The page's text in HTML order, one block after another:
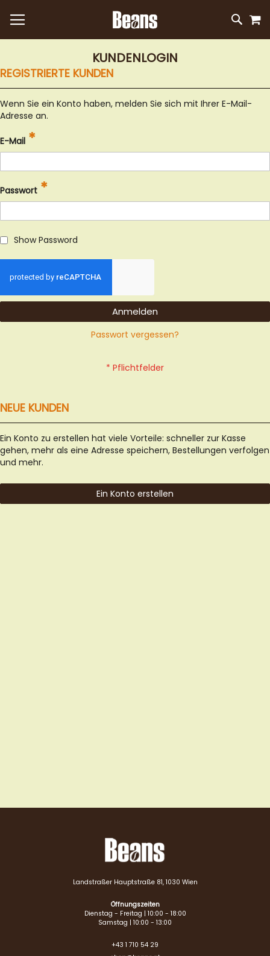
DIREKT
ZUM
INHALT
KUNDENLOGIN
REGISTRIERTE KUNDEN
Wenn Sie ein Konto haben, melden Sie sich mit Ihrer E-Mail-
Adresse an.
E-Mail
Passwort
Show Password
Anmelden
Passwort vergessen?
NEUE KUNDEN
Ein Konto zu erstellen hat viele Vorteile: schneller zur Kasse
gehen, mehr als eine Adresse speichern, Bestellungen verfolgen
und mehr.
Ein Konto erstellen
Landstraßer Hauptstraße 81, 1030 Wien
Öffnungszeiten
Dienstag - Freitag | 10:00 - 18:00
Samstag | 10:00 - 13:00
+43 1 710 54 29